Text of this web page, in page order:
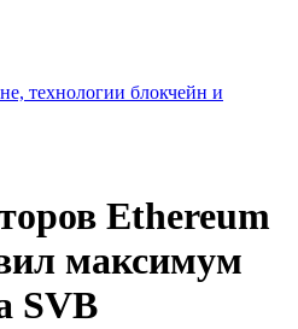
технологии блокчейн и
Ethereum
максимум
SVB